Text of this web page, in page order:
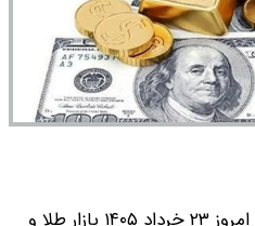
امروز ۲۳ خرداد ۱۴۰۵ بازار طلا و